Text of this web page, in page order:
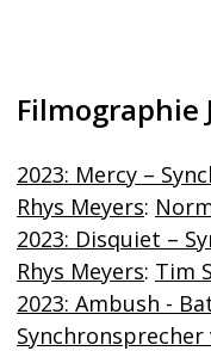
Filmographie
2023: Mercy –
Rhys Meyers:
2023: Disquiet –
Rhys Meyers: Tim
2023: Ambush -
Synchronsprecher